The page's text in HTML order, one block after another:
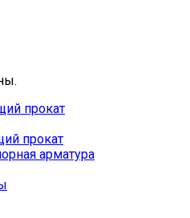
прокат
прокат
арматура